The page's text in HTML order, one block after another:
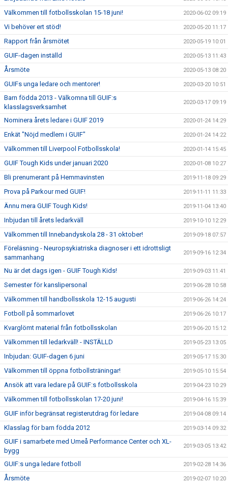
Välkommen till fotbollsskolan 15-18 juni! 2020-06-02 09:19
Vi behöver ert stöd! 2020-05-20 11:17
Rapport från årsmötet 2020-05-19 10:01
GUIF-dagen inställd 2020-05-13 11:43
Årsmöte 2020-05-13 08:20
GUIFs unga ledare och mentorer! 2020-03-20 10:51
Barn födda 2013 - Välkomna till GUIF:s
klasslagsverksamhet
2020-03-17 09:19
Nominera årets ledare i GUIF 2019 2020-01-24 14:29
Enkät "Nöjd medlem i GUIF" 2020-01-24 14:22
Välkommen till Liverpool Fotbollsskola! 2020-01-14 15:45
GUIF Tough Kids under januari 2020 2020-01-08 10:27
Bli prenumerant på Hemmavinsten 2019-11-18 09:29
Prova på Parkour med GUIF! 2019-11-11 11:33
Ännu mera GUIF Tough Kids! 2019-11-04 13:40
Inbjudan till årets ledarkväll 2019-10-10 12:29
Välkommen till Innebandyskola 28 - 31 oktober! 2019-09-18 07:57
Föreläsning - Neuropsykiatriska diagnoser i ett idrottsligt
sammanhang
2019-09-16 12:34
Nu är det dags igen - GUIF Tough Kids! 2019-09-03 11:41
Semester för kanslipersonal 2019-06-28 10:58
Välkommen till handbollsskola 12-15 augusti 2019-06-26 14:24
Fotboll på sommarlovet 2019-06-26 10:17
Kvarglömt material från fotbollsskolan 2019-06-20 15:12
Välkommen till ledarkväll! - INSTÄLLD 2019-05-23 13:05
Inbjudan: GUIF-dagen 6 juni 2019-05-17 15:30
Välkommen till öppna fotbollsträningar! 2019-05-10 15:54
Ansök att vara ledare på GUIF:s fotbollsskola 2019-04-23 10:29
Välkommen till fotbollsskolan 17-20 juni! 2019-04-16 15:39
GUIF inför begränsat registerutdrag för ledare 2019-04-08 09:14
Klasslag för barn födda 2012 2019-03-14 09:32
GUIF i samarbete med Umeå Performance Center och XL-
bygg
2019-03-05 13:42
GUIF:s unga ledare fotboll 2019-02-28 14:36
Årsmöte 2019-02-07 10:20